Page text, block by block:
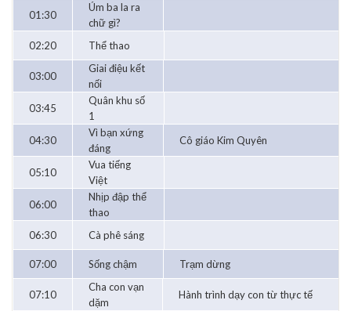
01:30
Úm ba la ra
chữ gì?
02:20
Thể thao
03:00
Giai điệu kết
nối
03:45
Quân khu số
1
04:30
Vì bạn xứng
đáng
Cô giáo Kim Quyên
05:10
Vua tiếng
Việt
06:00
Nhịp đập thể
thao
06:30
Cà phê sáng
07:00 Sống chậm Trạm dừng
07:10
Cha con vạn
dặm
Hành trình dạy con từ thực tế